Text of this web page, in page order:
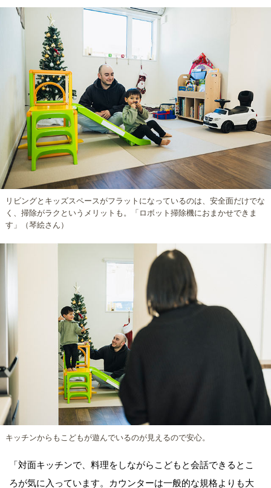
リビングとキッズスペースがフラットになっているのは、安全面だけでな
く、掃除がラクというメリットも。「ロボット掃除機におまかせできま
す」（琴絵さん）
キッチンからもこどもが遊んでいるのが見えるので安心。
「対面キッチンで、料理をしながらこどもと会話できるとこ
ろが気に入っています。カウンターは一般的な規格よりも大